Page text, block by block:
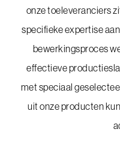
onze toeleveranciers
specifieke expertise
bewerkingsproces
effectieve
met speciaal
uit onze producten